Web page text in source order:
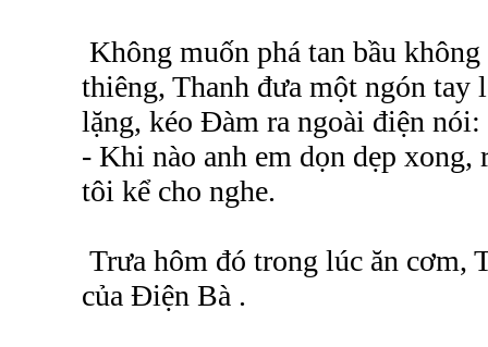
Không muốn phá tan bầu
thiêng, Thanh đưa một ngón tay
lặng, kéo Đàm ra ngoài điện nói:
- Khi nào anh em dọn dẹp xong,
tôi kể cho nghe.
Trưa hôm đó trong lúc ăn cơm,
của Điện Bà .